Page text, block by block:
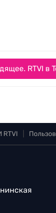
RTVI в